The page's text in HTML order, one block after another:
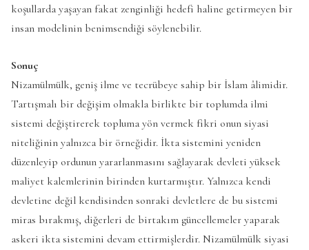
koşullarda yaşayan fakat zenginliği hedefi haline getirmeyen bir
insan modelinin benimsendiği söylenebilir.
Sonuç
Nizamülmülk, geniş ilme ve tecrübeye sahip bir İslam âlimidir.
Tartışmalı bir değişim olmakla birlikte bir toplumda ilmi
sistemi değiştirerek topluma yön vermek fikri onun siyasi
niteliğinin yalnızca bir örneğidir. İkta sistemini yeniden
düzenleyip ordunun yararlanmasını sağlayarak devleti yüksek
maliyet kalemlerinin birinden kurtarmıştır. Yalnızca kendi
devletine değil kendisinden sonraki devletlere de bu sistemi
miras bırakmış, diğerleri de birtakım güncellemeler yaparak
askeri ikta sistemini devam ettirmişlerdir. Nizamülmülk siyasi